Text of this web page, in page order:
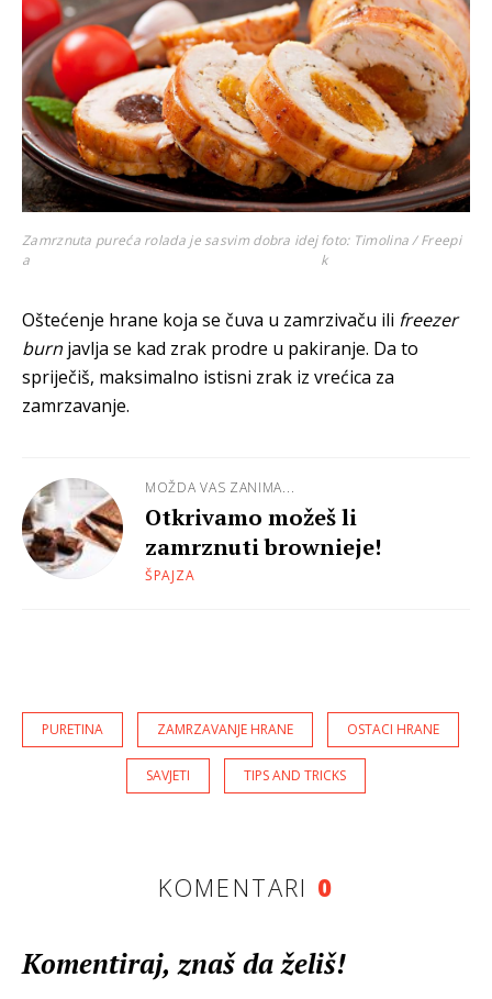
Zamrznuta pureća rolada je sasvim dobra idej
a
foto: Timolina / Freepi
k
Oštećenje hrane koja se čuva u zamrzivaču ili freezer
burn javlja se kad zrak prodre u pakiranje. Da to
spriječiš, maksimalno istisni zrak iz vrećica za
zamrzavanje.
MOŽDA VAS ZANIMA...
Otkrivamo možeš li
zamrznuti brownieje!
ŠPAJZA
PURETINA ZAMRZAVANJE HRANE OSTACI HRANE
SAVJETI TIPS AND TRICKS
KOMENTARI 0
Komentiraj, znaš da želiš!